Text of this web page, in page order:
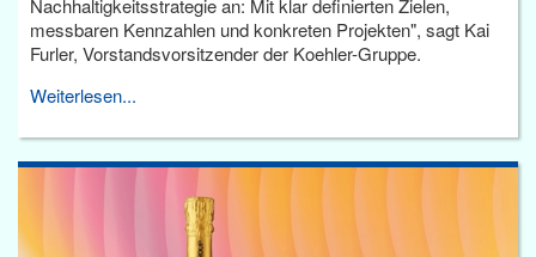
Nachhaltigkeitsstrategie an: Mit klar definierten Zielen,
messbaren Kennzahlen und konkreten Projekten", sagt Kai
Furler, Vorstandsvorsitzender der Koehler-Gruppe.
Weiterlesen...